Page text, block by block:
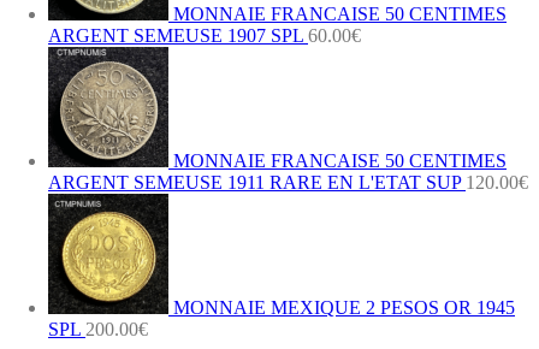
MONNAIE FRANCAISE 50 CENTIMES
ARGENT SEMEUSE 1907 SPL 60.00€
MONNAIE FRANCAISE 50 CENTIMES
ARGENT SEMEUSE 1911 RARE EN L'ETAT SUP 120.00€
MONNAIE MEXIQUE 2 PESOS OR 1945
SPL 200.00€